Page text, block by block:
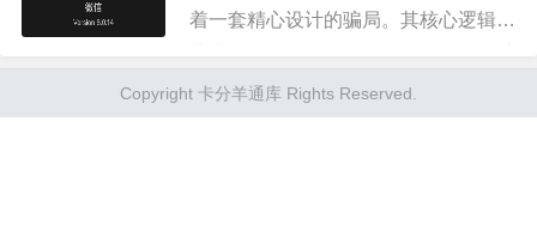
着一套精心设计的骗局。其核心逻辑并
交网络庞大的人群和“熟人互助”的心
理，构建了一个以“小额借贷”为名...
Copyright 卡分羊通库 Rights Reserved.